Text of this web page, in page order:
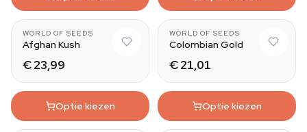
WORLD OF SEEDS
Afghan Kush
€ 23,99
Optie kiezen
WORLD OF SEEDS
Colombian Gold
€ 21,01
Optie kiezen